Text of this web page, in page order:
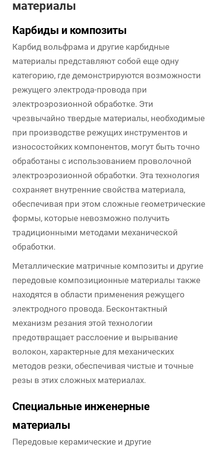
материалы
Карбиды и композиты
Карбид вольфрама и другие карбидные
материалы представляют собой еще одну
категорию, где демонстрируются возможности
режущего электрода-провода при
электроэрозионной обработке. Эти
чрезвычайно твердые материалы, необходимые
при производстве режущих инструментов и
износостойких компонентов, могут быть точно
обработаны с использованием проволочной
электроэрозионной обработки. Эта технология
сохраняет внутренние свойства материала,
обеспечивая при этом сложные геометрические
формы, которые невозможно получить
традиционными методами механической
обработки.
Металлические матричные композиты и другие
передовые композиционные материалы также
находятся в области применения режущего
электродного провода. Бесконтактный
механизм резания этой технологии
предотвращает расслоение и вырывание
волокон, характерные для механических
методов резки, обеспечивая чистые и точные
резы в этих сложных материалах.
Специальные инженерные
материалы
Передовые керамические и другие